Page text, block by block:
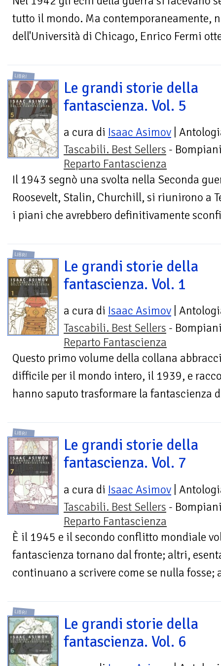
tutto il mondo. Ma contemporaneamente,
dell'Università di Chicago, Enrico Fermi
LIBRI
Le grandi storie della
fantascienza. Vol. 5
a cura di Isaac Asimov |
Tascabili. Best Sellers -
Reparto Fantascienza
Il 1943 segnò una svolta nella Seconda
Roosevelt, Stalin, Churchill, si riunirono a
i piani che avrebbero definitivamente
LIBRI
Le grandi storie della
fantascienza. Vol. 1
a cura di Isaac Asimov |
Tascabili. Best Sellers -
Reparto Fantascienza
Questo primo volume della collana
difficile per il mondo intero, il 1939, e
hanno saputo trasformare la fantascienza
LIBRI
Le grandi storie della
fantascienza. Vol. 7
a cura di Isaac Asimov |
Tascabili. Best Sellers -
Reparto Fantascienza
È il 1945 e il secondo conflitto mondiale
fantascienza tornano dal fronte; altri,
continuano a scrivere come se nulla fosse;
LIBRI
Le grandi storie della
fantascienza. Vol. 6